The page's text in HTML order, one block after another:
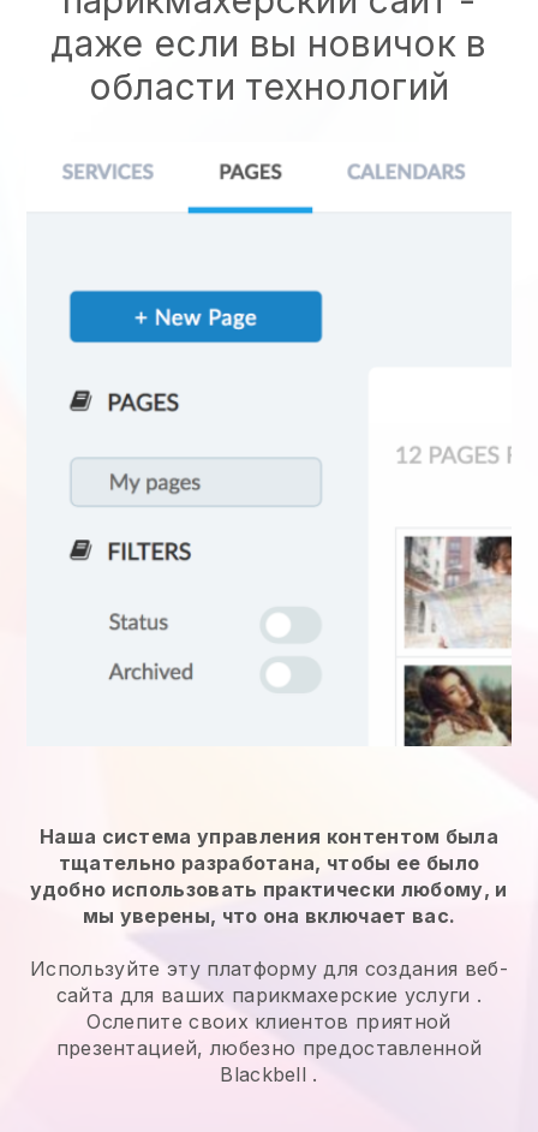
даже если вы новичок в
области технологий
Наша система управления контентом была
тщательно разработана, чтобы ее было
удобно использовать практически любому, и
мы уверены, что она включает вас.
Используйте эту платформу для создания веб-
сайта для ваших парикмахерские услуги .
Ослепите своих клиентов приятной
презентацией, любезно предоставленной
Blackbell .